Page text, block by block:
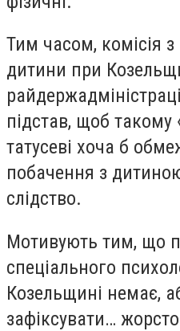
Тим часом, комісія
дитини при
підстав, щоб такому
татусеві хоча б
побачення з
слідство.
Мотивують тим, що
спеціального
Козельщині немає,
зафіксувати…